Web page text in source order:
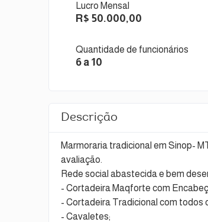
Lucro Mensal
R$ 50.000,00
Quantidade de funcionários
6 a 10
Descrição
Marmoraria tradicional em Sinop-
avaliação.
Rede social abastecida e bem
- Cortadeira Maqforte com
- Cortadeira Tradicional com todos
- Cavaletes;